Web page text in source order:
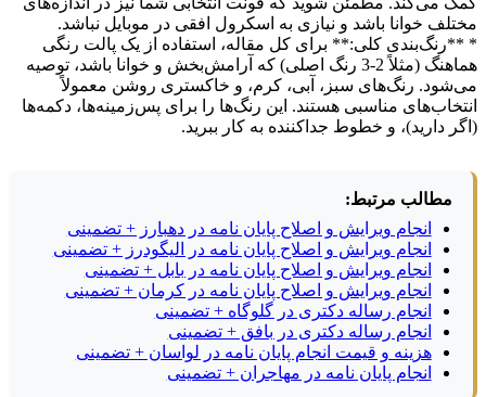
مختلف خوانا باشد و نیازی به اسکرول افقی در موبایل نباشد.
* **رنگ‌بندی کلی:** برای کل مقاله، استفاده از یک پالت رنگی
هماهنگ (مثلاً 2-3 رنگ اصلی) که آرامش‌بخش و خوانا باشد، توصیه
می‌شود. رنگ‌های سبز، آبی، کرم، و خاکستری روشن معمولاً
انتخاب‌های مناسبی هستند. این رنگ‌ها را برای پس‌زمینه‌ها، دکمه‌ها
(اگر دارید)، و خطوط جداکننده به کار ببرید.
مطالب مرتبط:
انجام ویرایش و اصلاح پایان نامه در دهبارز + تضمینی
انجام ویرایش و اصلاح پایان نامه در الیگودرز + تضمینی
انجام ویرایش و اصلاح پایان نامه در بابل + تضمینی
انجام ویرایش و اصلاح پایان نامه در کرمان + تضمینی
انجام رساله دکتری در گلوگاه + تضمینی
انجام رساله دکتری در بافق + تضمینی
هزینه و قیمت انجام پایان نامه در لواسان + تضمینی
انجام پایان نامه در مهاجران + تضمینی